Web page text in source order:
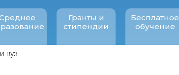
Гранты и
стипендии
Бесплатное
обучение
вуз